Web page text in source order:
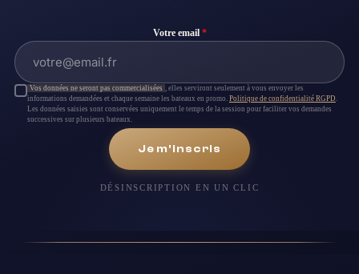
Votre email *
Vos données ne seront pas commercialisées
, elles serviront seulement à vous envoyer les
informations demandées et chaque semaine les bateaux en promo. Politique de confidentialité RGPD
Les données saisies sont conservées uniquement le temps de la session pour faciliter vos demandes
successives sur plusieurs bateaux.
Je m'inscris
DÉSINSCRIPTION EN UN CLIC